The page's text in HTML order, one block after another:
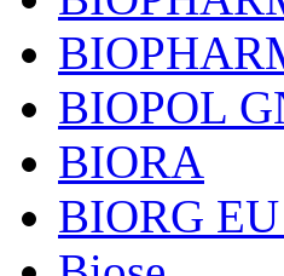
BIOPOL
BIORA
BIORG EU